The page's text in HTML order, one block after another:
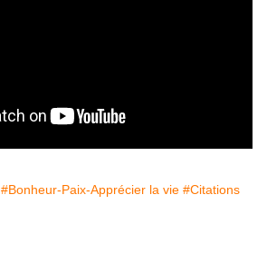
#Bonheur-Paix-Apprécier la vie #Citations